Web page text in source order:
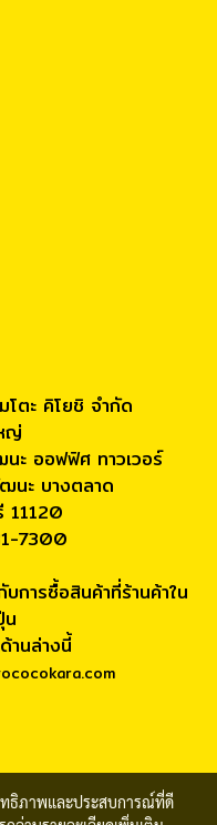
โตะ คิโยชิ จำกัด
ญ่
ะ ออฟฟิศ ทาวเวอร์
ะ บางตลาด
11120
7300
การซื้อสินค้าที่ร้านค้าใน
น
านล่างนี้
ทธิภาพและประสบการณ์ที่ดี